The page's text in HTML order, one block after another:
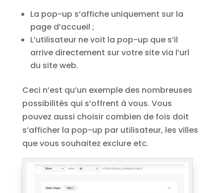
La pop-up s’affiche uniquement sur la
page d’accueil ;
L’utilisateur ne voit la pop-up que s’il
arrive directement sur votre site via l’url
du site web.
Ceci n’est qu’un exemple des nombreuses
possibilités qui s’offrent à vous. Vous
pouvez aussi choisir combien de fois doit
s’afficher la pop-up par utilisateur, les villes
que vous souhaitez exclure etc.